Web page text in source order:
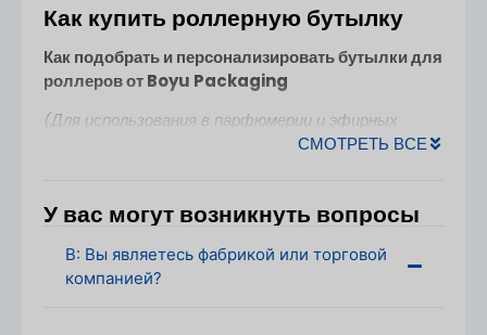
масел. Благодаря элегантному дизайну и
функциональности, эта роликовая бутылка
обеспечивает легкое и контролируемое нанесение
жидких продуктов. Доступны различные размеры
[...].
ПОСМОТРЕТЬ ДЕТАЛИ
Как купить роллерную бутылку
Как подобрать и персонализировать бутылки для
роллеров от Boyu Packaging
(Для использования в парфюмерии и эфирных
OEM/ODM решения дляроллерные бутылки
предназначен для парфюмерии, ароматических
масел и смесей эфирных масел. Ниже приведено
практическое руководство по MOQ, процессу
СМОТРЕТЬ ВСЕ
У вас могут возникнуть вопросы
В: Вы являетесь фабрикой или торговой
компанией?